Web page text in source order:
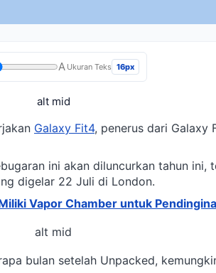
A Ukuran Teks 16px
alt mid
Galaxy Fit4, penerus dari Galaxy
ini akan diluncurkan tahun ini,
digelar 22 Juli di London.
Vapor Chamber untuk
alt mid
bulan setelah Unpacked,